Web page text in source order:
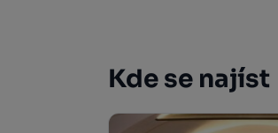
Kde se najíst